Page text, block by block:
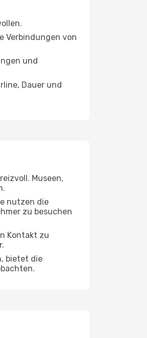
Verbindungen von
und
Dauer und
Museen,
nutzen die
zu besuchen
Kontakt zu
bietet die